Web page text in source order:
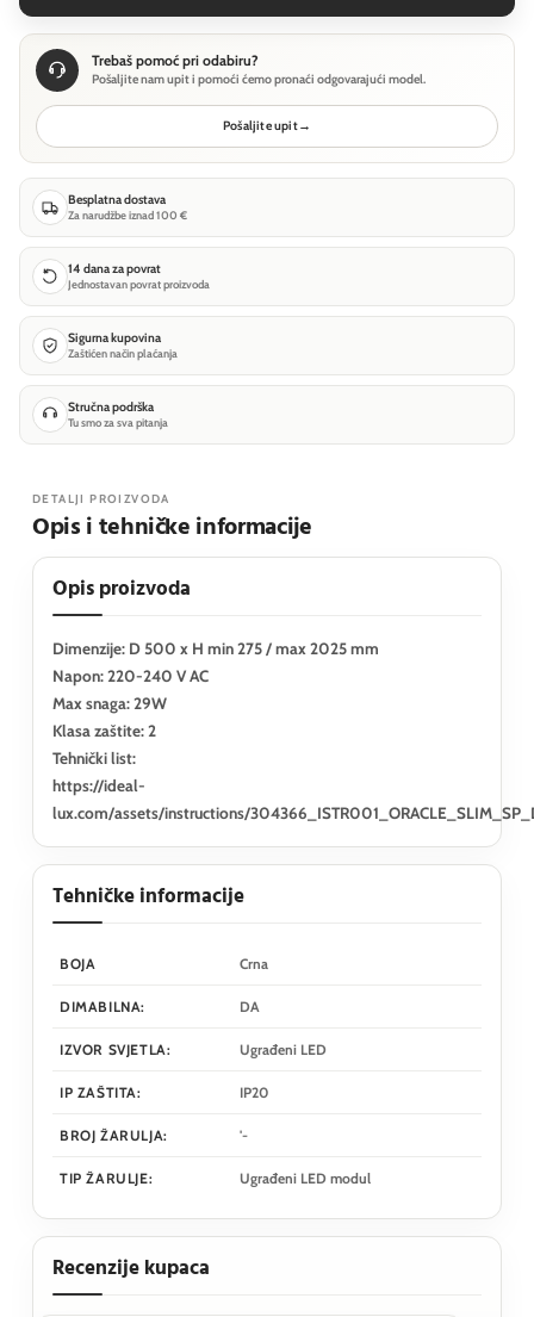
Trebaš pomoć pri odabiru?
Pošaljite nam upit i pomoći ćemo pronaći odgovarajući model.
Pošaljite upit→
Besplatna dostava
Za narudžbe iznad 100 €
14 dana za povrat
Jednostavan povrat proizvoda
Sigurna kupovina
Zaštićen način plaćanja
Stručna podrška
Tu smo za sva pitanja
DETALJI PROIZVODA
Opis i tehničke informacije
Opis proizvoda
Dimenzije: D 500 x H min 275 / max 2025 mm
Napon: 220-240 V AC
Max snaga: 29W
Klasa zaštite: 2
Tehnički list:
https://ideal-
lux.com/assets/instructions/
Tehničke informacije
BOJA Crna
DIMABILNA: DA
IZVOR SVJETLA: Ugrađeni LED
IP ZAŠTITA: IP20
BROJ ŽARULJA: '-
TIP ŽARULJE: Ugrađeni LED modul
Recenzije kupaca